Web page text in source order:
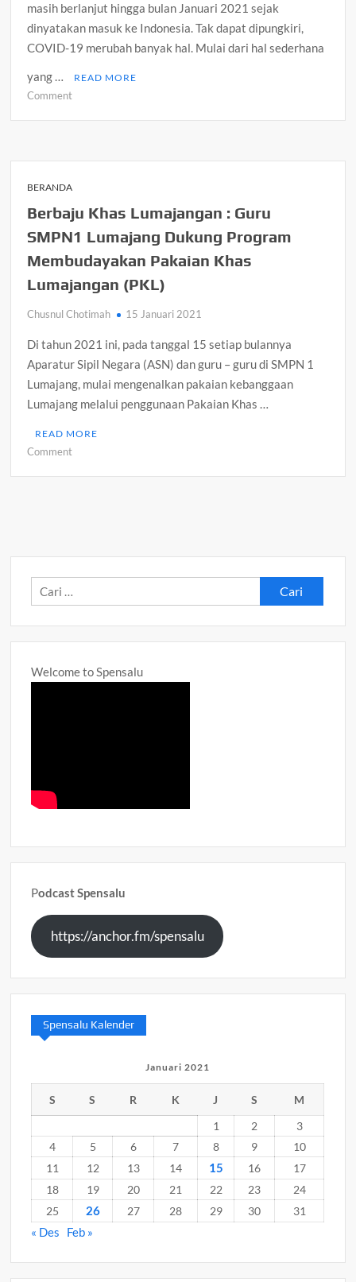
Garuda
2020
masih berlanjut hingga bulan Januari 2021 sejak
dinyatakan masuk ke Indonesia. Tak dapat dipungkiri,
COVID-19 merubah banyak hal. Mulai dari hal sederhana
yang …
READ MORE
Commenton
Era
Pengurus
OSIS
1
Lumajang
Bersih-
bersih
Rumah
Masing-
BERANDA
Berbaju Khas Lumajangan : Guru
SMPN1 Lumajang Dukung Program
Membudayakan Pakaian Khas
Lumajangan (PKL)
Chusnul Chotimah 15 Januari 2021
Di tahun 2021 ini, pada tanggal 15 setiap bulannya
Aparatur Sipil Negara (ASN) dan guru – guru di SMPN 1
Lumajang, mulai mengenalkan pakaian kebanggaan
Lumajang melalui penggunaan Pakaian Khas …
READ MORE
Commenton
SMPN1
Program
Membudayakan
Pakaian
Lumajangan
Cari
untuk:
Welcome to Spensalu
Podcast Spensalu
https://anchor.fm/spensalu
Spensalu Kalender
Januari 2021
S S R K J S
M
1
2
3
4
5 6 7 8 9
10
11
12 13 14 15 16
17
18
19 20 21 22 23
24
25
26 27 28 29 30 31
« Des Feb »